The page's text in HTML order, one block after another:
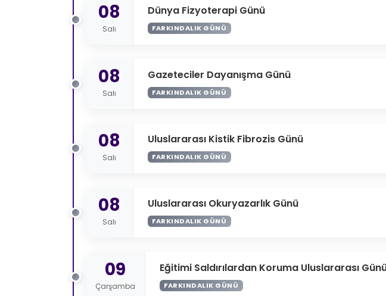
08
Salı
Dünya Fizyoterapi Günü
FARKINDALIK GÜNÜ
08
Salı
Gazeteciler Dayanışma Günü
FARKINDALIK GÜNÜ
08
Salı
Uluslararası Kistik Fibrozis Günü
FARKINDALIK GÜNÜ
08
Salı
Uluslararası Okuryazarlık Günü
FARKINDALIK GÜNÜ
09
Çarşamba
Eğitimi Saldırılardan Koruma Uluslararası
FARKINDALIK GÜNÜ